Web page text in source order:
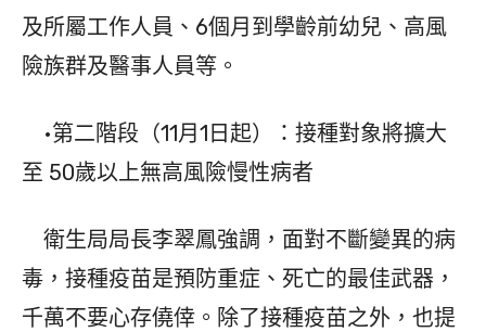
及所屬工作人員、6個月到學齡前幼兒、高風
險族群及醫事人員等。
•第二階段（11月1日起）：接種對象將擴大
至 50歲以上無高風險慢性病者
衛生局局長李翠鳳強調，面對不斷變異的病
毒，接種疫苗是預防重症、死亡的最佳武器，
千萬不要心存僥倖。除了接種疫苗之外，也提